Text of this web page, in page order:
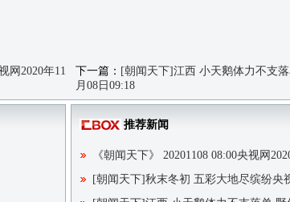
网2020年11
下一篇： [朝闻天下]江西 小天鹅体力不支
月08日09:18
推荐新闻
《朝闻天下》 20201108 08:00央视网
[朝闻天下]秋末冬初 五彩大地尽缤纷央